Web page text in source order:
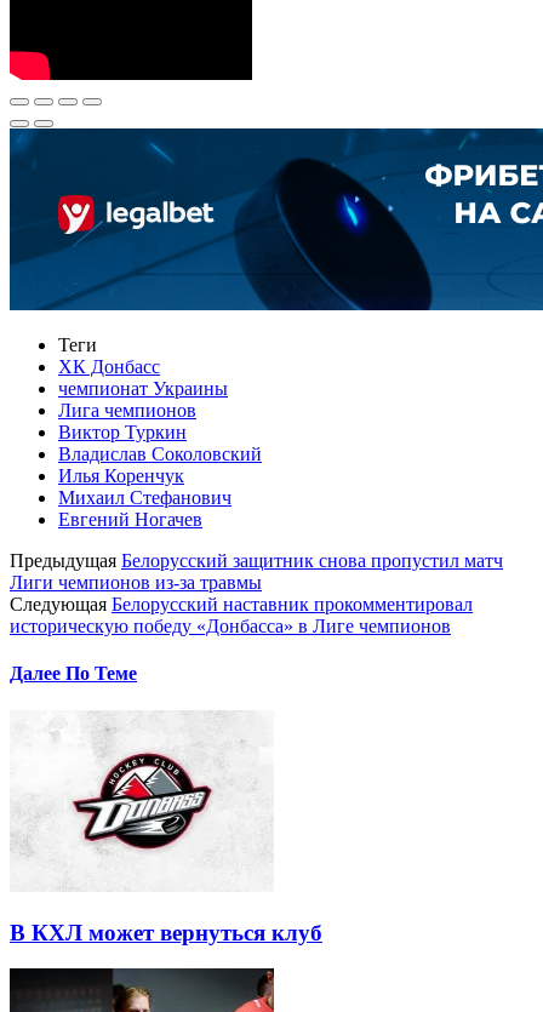
Теги
ХК Донбасс
чемпионат Украины
Лига чемпионов
Виктор Туркин
Владислав Соколовский
Илья Коренчук
Михаил Стефанович
Евгений Ногачев
Предыдущая Белорусский защитник снова пропустил матч
Лиги чемпионов из-за травмы
Следующая Белорусский наставник прокомментировал
историческую победу «Донбасса» в Лиге чемпионов
Далее По Теме
В КХЛ может вернуться клуб